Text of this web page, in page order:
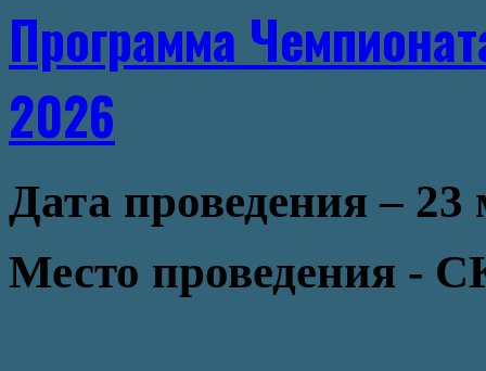
Программа
2026
Дата проведения – 23
Место проведения -